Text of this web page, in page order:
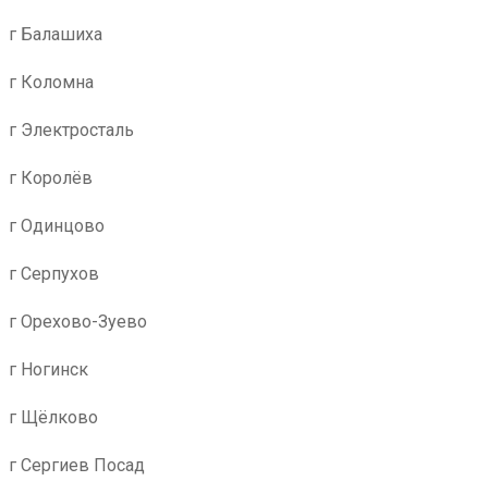
г Балашиха
г Коломна
г Электросталь
г Королёв
г Одинцово
г Серпухов
г Орехово-Зуево
г Ногинск
г Щёлково
г Сергиев Посад